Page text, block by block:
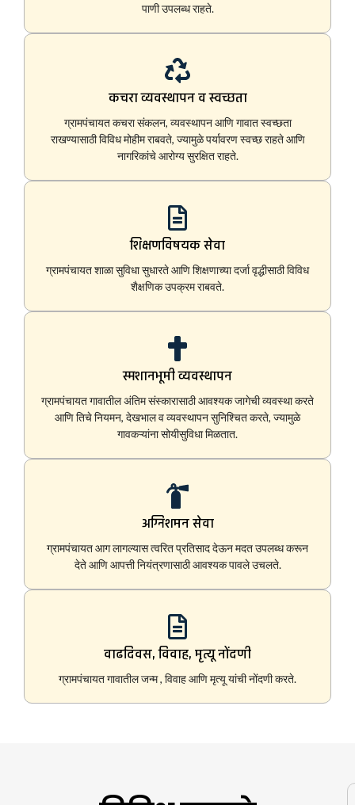
पाणी उपलब्ध राहते.
कचरा व्यवस्थापन व स्वच्छता
ग्रामपंचायत कचरा संकलन, व्यवस्थापन आणि गावात स्वच्छता
राखण्यासाठी विविध मोहीम राबवते, ज्यामुळे पर्यावरण स्वच्छ राहते आणि
नागरिकांचे आरोग्य सुरक्षित राहते.
शिक्षणविषयक सेवा
ग्रामपंचायत शाळा सुविधा सुधारते आणि शिक्षणाच्या दर्जा वृद्धीसाठी विविध
शैक्षणिक उपक्रम राबवते.
स्मशानभूमी व्यवस्थापन
ग्रामपंचायत गावातील अंतिम संस्कारासाठी आवश्यक जागेची व्यवस्था करते
आणि तिचे नियमन, देखभाल व व्यवस्थापन सुनिश्चित करते, ज्यामुळे
गावकऱ्यांना सोयीसुविधा मिळतात.
अग्निशमन सेवा
ग्रामपंचायत आग लागल्यास त्वरित प्रतिसाद देऊन मदत उपलब्ध करून
देते आणि आपत्ती नियंत्रणासाठी आवश्यक पावले उचलते.
वाढदिवस, विवाह, मृत्यू नोंदणी
ग्रामपंचायत गावातील जन्म , विवाह आणि मृत्यू यांची नोंदणी करते.